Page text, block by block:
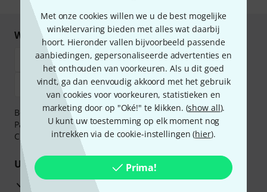
Met onze cookies willen we u de best mogelijke
winkelervaring bieden met alles wat daarbij
hoort. Hieronder vallen bijvoorbeeld passende
aanbiedingen, gepersonaliseerde advertenties en
het onthouden van voorkeuren. Als u dit goed
vindt, ga dan eenvoudig akkoord met het gebruik
van cookies voor voorkeuren, statistieken en
marketing door op "Oké!" te klikken. (show all).
U kunt uw toestemming op elk moment nog
intrekken via de cookie-instellingen (hier).
Prima!
Winkel en betaal veilig
Betaalt u veilig en vertrouwd met Bankoverschrijving,
PayPal, iDEAL,Klarna Betaal Nu,Klarna Betaal in 3of
Creditcard.
Uw voordelen
3 jaar Thomann garantie